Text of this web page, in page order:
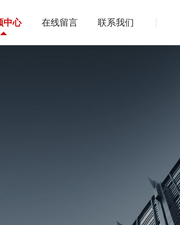
中心 在线留言 联系我们